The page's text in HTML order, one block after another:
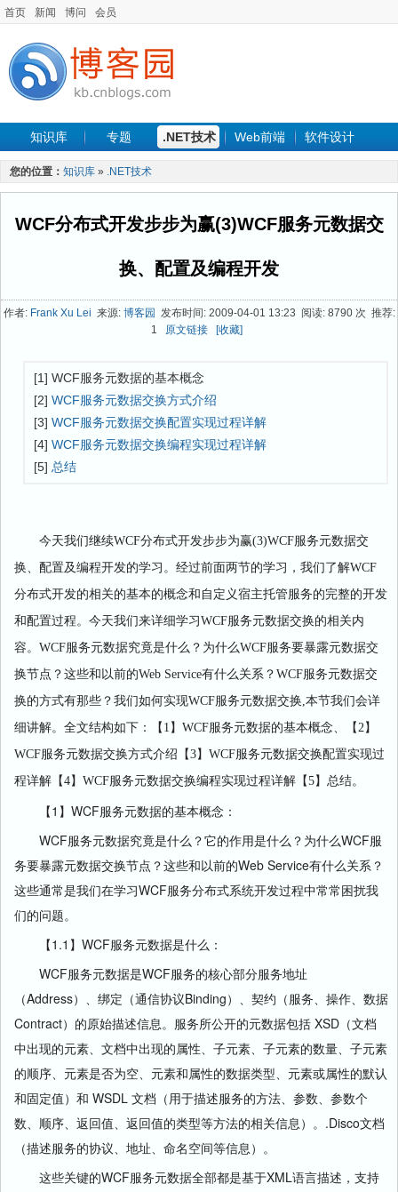
首页 新闻 博问 会员
知识库 专题 .NET技术 Web前端 软件设计
手机开发 软件工程
最新文章
您的位置： 知识库 » .NET技术
WCF分布式开发步步为赢(3)WCF服务元数据交
换、配置及编程开发
作者: Frank Xu Lei 来源: 博客园 发布时间: 2009-04-01 13:23 阅读: 8790 次 推荐:
1
原文链接 [收藏]
[1] WCF服务元数据的基本概念
[2] WCF服务元数据交换方式介绍
[3] WCF服务元数据交换配置实现过程详解
[4] WCF服务元数据交换编程实现过程详解
[5] 总结
今天我们继续WCF分布式开发步步为赢(3)WCF服务元数据交
换、配置及编程开发的学习。经过前面两节的学习，我们了解WCF
分布式开发的相关的基本的概念和自定义宿主托管服务的完整的开发
和配置过程。今天我们来详细学习WCF服务元数据交换的相关内
容。WCF服务元数据究竟是什么？为什么WCF服务要暴露元数据交
换节点？这些和以前的Web Service有什么关系？WCF服务元数据交
换的方式有那些？我们如何实现WCF服务元数据交换,本节我们会详
细讲解。全文结构如下：【1】WCF服务元数据的基本概念、【2】
WCF服务元数据交换方式介绍【3】WCF服务元数据交换配置实现过
程详解【4】WCF服务元数据交换编程实现过程详解【5】总结。
【1】WCF服务元数据的基本概念：
WCF服务元数据究竟是什么？它的作用是什么？为什么WCF服
务要暴露元数据交换节点？这些和以前的Web Service有什么关系？
这些通常是我们在学习WCF服务分布式系统开发过程中常常困扰我
们的问题。
【1.1】WCF服务元数据是什么：
WCF服务元数据是WCF服务的核心部分服务地址
（Address）、绑定（通信协议Binding）、契约（服务、操作、数据
Contract）的原始描述信息。服务所公开的元数据包括 XSD（文档
中出现的元素、文档中出现的属性、子元素、子元素的数量、子元素
的顺序、元素是否为空、元素和属性的数据类型、元素或属性的默认
和固定值）和 WSDL 文档（用于描述服务的方法、参数、参数个
数、顺序、返回值、返回值的类型等方法的相关信息）。.Disco文档
（描述服务的协议、地址、命名空间等信息）。
这些关键的WCF服务元数据全部都是基于XML语言描述，支持